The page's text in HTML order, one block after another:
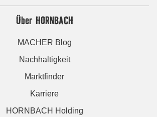
Über HORNBACH
MACHER Blog
Nachhaltigkeit
Marktfinder
Karriere
HORNBACH Holding